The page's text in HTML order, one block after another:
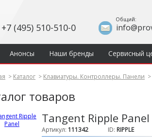
+7 (495) 510-510-0
Общий:
Анонсы Наши бренды Сервисный
> Каталог > Клавиатуры. Контроллеры. Панели >
товаров
Tangent Ripple Panel
Артикул: 111342 ID: RIPPLE